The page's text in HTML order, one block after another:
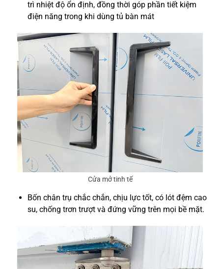
trì nhiệt độ ổn định, đồng thời góp phần tiết kiệm
điện năng trong khi dùng tủ bàn mát
Cửa mở tinh tế
Bốn chân trụ chắc chắn, chịu lực tốt, có lót đệm cao
su, chống trơn trượt và đứng vững trên mọi bề mặt.